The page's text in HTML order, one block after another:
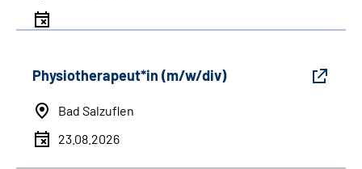
Physiotherapeut*in (m/w/div)
Bad Salzuflen
23.08.2026